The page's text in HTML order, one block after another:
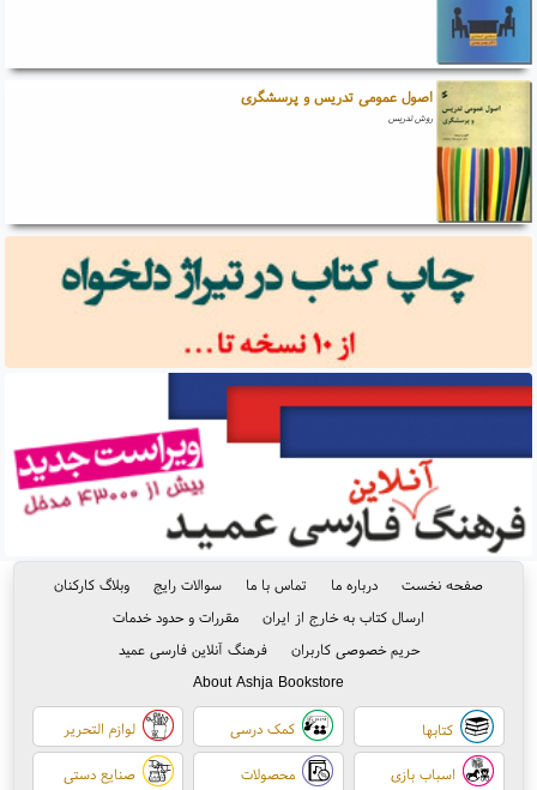
اصول عمومی تدریس و پرسشگری
روش تدریس
صفحه نخست درباره ما تماس با ما سوالات رایج
وبلاگ کارکنان
ارسال کتاب به خارج از ایران
مقررات و حدود خدمات
حریم خصوصی کاربران
فرهنگ آنلاین فارسی عمید
About Ashja Bookstore
کتابها کمک درسی لوازم التحریر
اسباب بازی
محصولات
صنایع دستی